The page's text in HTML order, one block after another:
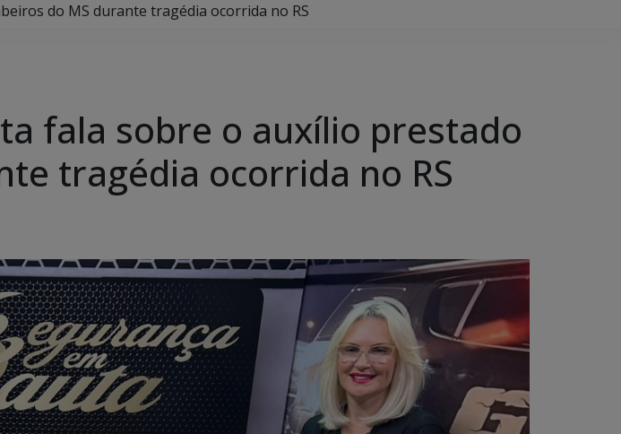
do MS durante tragédia ocorrida no RS
fala sobre o auxílio prestado
tragédia ocorrida no RS